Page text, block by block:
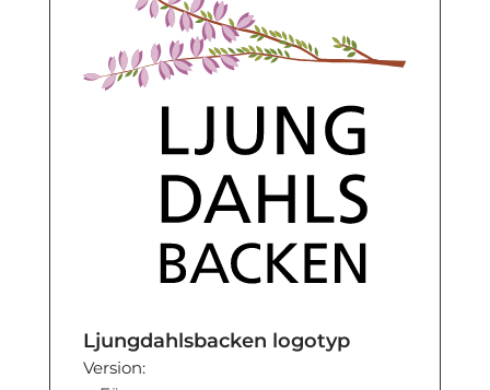
Ljungdahlsbacken logotyp
Version: